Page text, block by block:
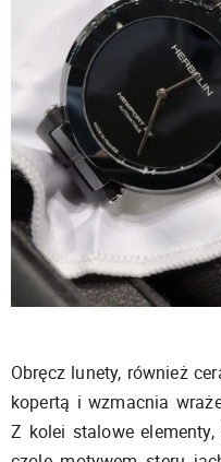
Obręcz lunety, również
kopertą i wzmacnia
Z kolei stalowe